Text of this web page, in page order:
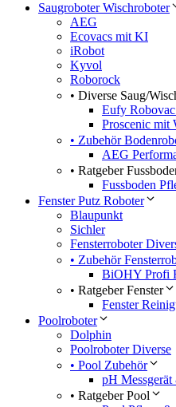
Saugroboter Wischroboter
AEG
Ecovacs mit KI
iRobot
Kyvol
Roborock
• Diverse Saug/
Eufy Robovac
Proscenic mit
• Zubehör
AEG
• Ratgeber
Fussboden
Fenster Putz Roboter
Blaupunkt
Sichler
Fensterroboter
• Zubehör
BiOHY Profi
• Ratgeber Fenster
Fenster
Poolroboter
Dolphin
Poolroboter Diverse
• Pool Zubehör
pH Messgerät
• Ratgeber Pool